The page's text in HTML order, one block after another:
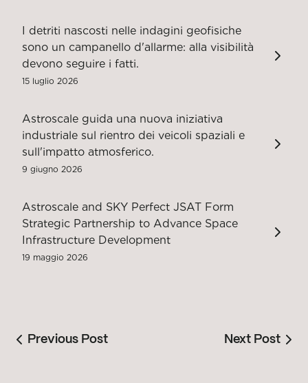
I detriti nascosti nelle indagini geofisiche
sono un campanello d'allarme: alla visibilità
devono seguire i fatti.
15 luglio 2026
Astroscale guida una nuova iniziativa
industriale sul rientro dei veicoli spaziali e
sull'impatto atmosferico.
9 giugno 2026
Astroscale and SKY Perfect JSAT Form
Strategic Partnership to Advance Space
Infrastructure Development
19 maggio 2026
Previous Post Next Post